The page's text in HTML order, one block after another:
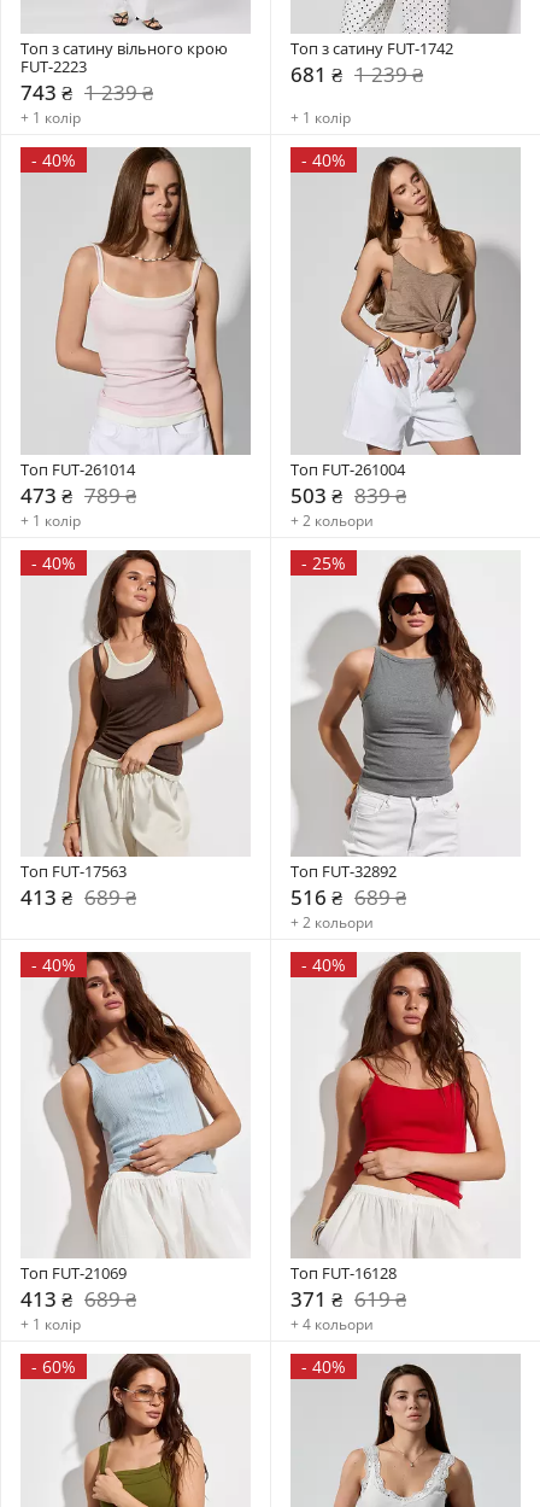
Топ з сатину вільного крою
FUT-2223
743 ₴ 1 239 ₴
+ 1 колір
Топ з сатину FUT-1742
681 ₴ 1 239 ₴
+ 1 колір
- 40%
Топ FUT-261014
473 ₴ 789 ₴
+ 1 колір
- 40%
Топ FUT-261004
503 ₴ 839 ₴
+ 2 кольори
- 40%
Топ FUT-17563
413 ₴ 689 ₴
- 25%
Топ FUT-32892
516 ₴ 689 ₴
+ 2 кольори
- 40%
Топ FUT-21069
413 ₴ 689 ₴
+ 1 колір
- 40%
Топ FUT-16128
371 ₴ 619 ₴
+ 4 кольори
- 60% - 40%